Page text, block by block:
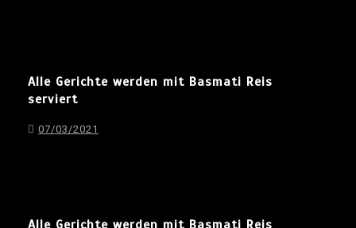
Alle Gerichte werden mit Basmati Reis
serviert
07/03/2021